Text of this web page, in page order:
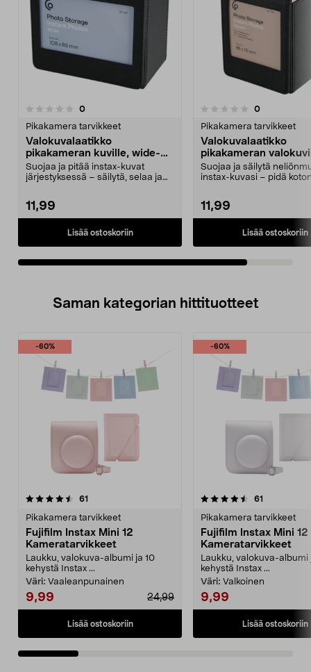
0arvostelut
Pikakamera tarvikkeet
Valokuvalaatikko
pikakameran kuville, wide-
koko
Suojaa ja pitää instax-kuvat
järjestyksessä – säilytä, selaa ja
11,99
Lisää ostoskoriin
0.0 viidestä
0arvostelut
Pikakamera tarvikkeet
Valokuvalaatikko
pikakameran
neliö
Suojaa ja säilytä
instax-kuvasi – pidä
11,99
Lisää ostoskoriin
Saman kategorian hittituotteet
-60%
61
Pikakamera tarvikkeet
Fujifilm Instax Mini 12
Kameratarvikkeet
Laukku, valokuva-albumi ja 10
kehystä Instax ...
Väri: Vaaleanpunainen
9,99 24,99
Lisää ostoskoriin
-60%
4.5 viidestä
61
Pikakamera tarvikkeet
Fujifilm Instax Mini 12
Kameratarvikkeet
Laukku, valokuva-albumi
kehystä Instax ...
Väri: Valkoinen
9,99
Lisää ostoskoriin
4.5 viidestä